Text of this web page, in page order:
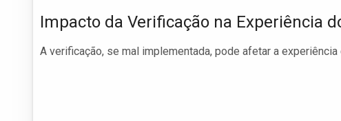
Impacto da Verificação na Experiência
A verificação, se mal implementada, pode afetar a